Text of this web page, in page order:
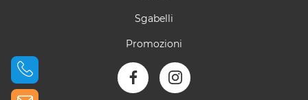
Sgabelli
Promozioni